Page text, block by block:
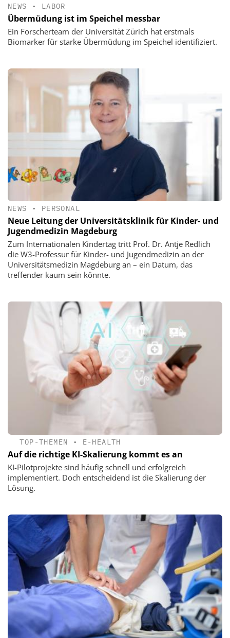
NEWS • LABOR
Übermüdung ist im Speichel messbar
Ein Forscherteam der Universität Zürich hat erstmals
Biomarker für starke Übermüdung im Speichel identifiziert.
NEWS • PERSONAL
Neue Leitung der Universitätsklinik für Kinder- und
Jugendmedizin Magdeburg
Zum Internationalen Kindertag tritt Prof. Dr. Antje Redlich
die W3-Professur für Kinder- und Jugendmedizin an der
Universitätsmedizin Magdeburg an – ein Datum, das
treffender kaum sein könnte.
TOP-THEMEN • E-HEALTH
Auf die richtige KI-Skalierung kommt es an
KI-Pilotprojekte sind häufig schnell und erfolgreich
implementiert. Doch entscheidend ist die Skalierung der
Lösung.